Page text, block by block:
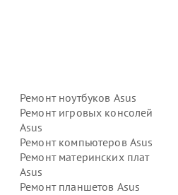
Ремонт ноутбуков Asus
Ремонт игровых консолей
Asus
Ремонт компьютеров Asus
Ремонт материнских плат
Asus
Ремонт планшетов Asus